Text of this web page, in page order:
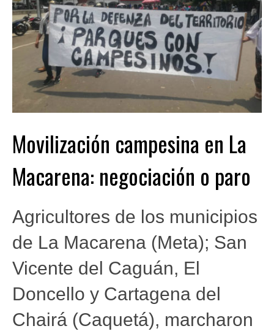
Movilización campesina en La
Macarena: negociación o paro
Agricultores de los municipios
de La Macarena (Meta); San
Vicente del Caguán, El
Doncello y Cartagena del
Chairá (Caquetá), marcharon